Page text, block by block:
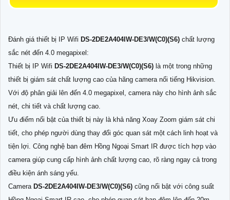
Đánh giá thiết bị IP Wifi DS-2DE2A404IW-DE3/W(C0)(S6) chất lượng
sắc nét đến 4.0 megapixel:
Thiết bị IP Wifi DS-2DE2A404IW-DE3/W(C0)(S6) là một trong những
thiết bị giám sát chất lượng cao của hãng camera nổi tiếng Hikvision.
Với độ phân giải lên đến 4.0 megapixel, camera này cho hình ảnh sắc
nét, chi tiết và chất lượng cao.
Ưu điểm nổi bật của thiết bị này là khả năng Xoay Zoom giám sát chi
tiết, cho phép người dùng thay đổi góc quan sát một cách linh hoạt và
tiện lợi. Công nghệ ban đêm Hồng Ngoại Smart IR được tích hợp vào
camera giúp cung cấp hình ảnh chất lượng cao, rõ ràng ngay cả trong
điều kiện ánh sáng yếu.
Camera DS-2DE2A404IW-DE3/W(C0)(S6) cũng nổi bật với công suất